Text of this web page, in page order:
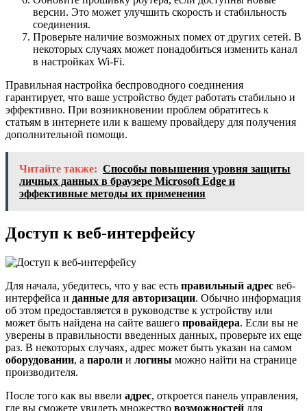
версии. Это может улучшить скорость и стабильность
соединения.
Проверьте наличие возможных помех от других сетей. В
некоторых случаях может понадобиться изменить канал
в настройках Wi-Fi.
Правильная настройка беспроводного соединения
гарантирует, что ваше устройство будет работать стабильно и
эффективно. При возникновении проблем обратитесь к
статьям в интернете или к вашему провайдеру для получения
дополнительной помощи.
Читайте также: Способы повышения уровня защиты
личных данных в браузере Microsoft Edge и
эффективные методы их применения
Доступ к веб-интерфейсу
Для начала, убедитесь, что у вас есть правильный адрес веб-
интерфейса и данные для авторизации. Обычно информация
об этом предоставляется в руководстве к устройству или
может быть найдена на сайте вашего провайдера. Если вы не
уверены в правильности введенных данных, проверьте их еще
раз. В некоторых случаях, адрес может быть указан на самом
оборудовании, а пароли и логины можно найти на странице
производителя.
После того как вы ввели адрес, откроется панель управления,
где вы сможете увидеть множество возможностей для